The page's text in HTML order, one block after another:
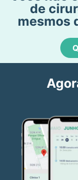
de
mesmos